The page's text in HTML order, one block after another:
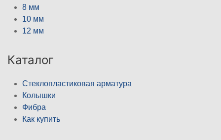
8 мм
10 мм
12 мм
Каталог
Стеклопластиковая арматура
Колышки
Фибра
Как купить